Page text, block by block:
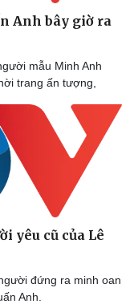
Anh bây giờ ra
mẫu Minh Anh
trang ấn tượng,
yêu cũ của Lê
đứng ra minh oan
Anh.